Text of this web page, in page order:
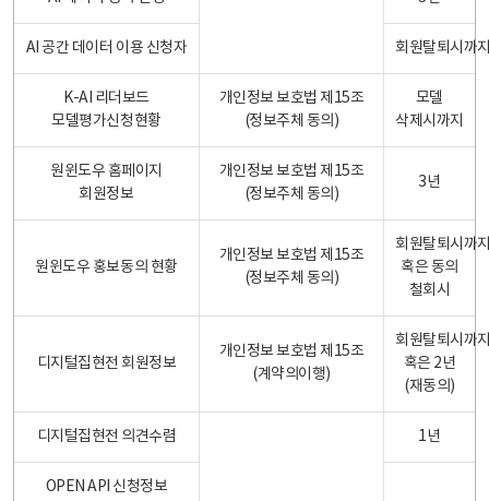
AI 공간 데이터 이용 신청자 회원탈퇴시까
K-AI 리더보드
모델평가신청현황
개인정보 보호법 제15조
(정보주체 동의)
모델
삭제시까지
원윈도우 홈페이지
회원정보
개인정보 보호법 제15조
(정보주체 동의)
3년
원윈도우 홍보동의 현황
개인정보 보호법 제15조
(정보주체 동의)
회원탈퇴시까
혹은 동의
철회시
디지털집현전 회원정보
개인정보 보호법 제15조
(계약의이행)
회원탈퇴시까
혹은 2년
(재동의)
디지털집현전 의견수렴 1년
OPEN API 신청정보